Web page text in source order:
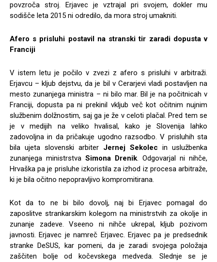
povzroča stroj. Erjavec je vztrajal pri svojem, dokler mu
sodišče leta 2015 ni odredilo, da mora stroj umakniti.
Afero s prisluhi postavil na stranski tir zaradi dopusta v
Franciji
V istem letu je počilo v zvezi z afero s prisluhi v arbitraži.
Erjavcu – kljub dejstvu, da je bil v Cerarjevi vladi postavljen na
mesto zunanjega ministra – ni bilo mar. Bil je na počitnicah v
Franciji, dopusta pa ni prekinil vkljub več kot očitnim nujnim
službenim dolžnostim, saj ga je že v celoti plačal. Pred tem se
je v medijih na veliko hvalisal, kako je Slovenija lahko
zadovoljna in da pričakuje ugodno razsodbo. V prisluhih sta
bila ujeta slovenski arbiter Jernej Sekolec in uslužbenka
zunanjega ministrstva Simona Drenik. Odgovarjal ni nihče,
Hrvaška pa je prisluhe izkoristila za izhod iz procesa arbitraže,
ki je bila očitno nepopravljivo kompromitirana.
Kot da to ne bi bilo dovolj, naj bi Erjavec pomagal do
zaposlitve strankarskim kolegom na ministrstvih za okolje in
zunanje zadeve. Vseeno ni nihče ukrepal, kljub pozivom
javnosti. Erjavec je namreč Erjavec. Erjavec pa je predsednik
stranke DeSUS, kar pomeni, da je zaradi svojega položaja
zaščiten bolje od kočevskega medveda. Slednje se je